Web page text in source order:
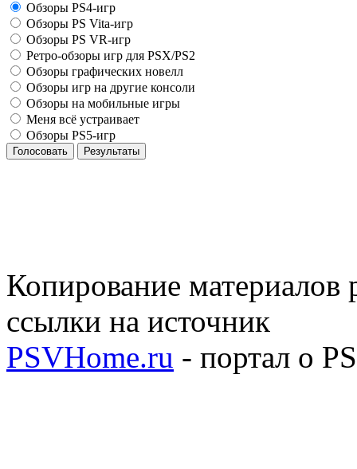
Обзоры PS4-игр
Обзоры PS Vita-игр
Обзоры PS VR-игр
Ретро-обзоры игр для PSX/PS2
Обзоры графических новелл
Обзоры игр на другие консоли
Обзоры на мобильные игры
Меня всё устраивает
Обзоры PS5-игр
Голосовать Результаты
Копирование материалов
ссылки на источник
PSVHome.ru - портал о